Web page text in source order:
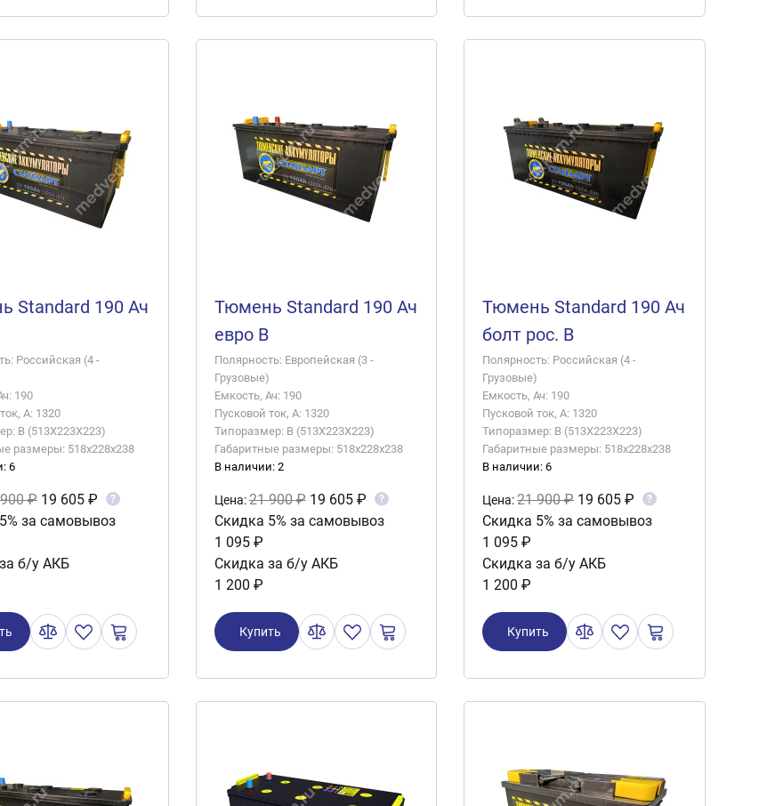
Standard 190 Ач
Российская (4 -
190
А: 1320
B (513X223X223)
размеры: 518x228x238
6
₽ 19 605 ₽ ?
за самовывоз
б/у АКБ
Тюмень Standard 190 Ач
евро B
Полярность: Европейская (3 -
Грузовые)
Емкость, Ач: 190
Пусковой ток, А: 1320
Типоразмер: B (513X223X223)
Габаритные размеры: 518x228x238
В наличии: 2
Цена:21 900 ₽ 19 605 ₽ ?
Скидка 5% за самовывоз
1 095 ₽
Скидка за б/у АКБ
1 200 ₽
Купить
Тюмень Standard 190 Ач
болт рос. B
Полярность: Российская (4 -
Грузовые)
Емкость, Ач: 190
Пусковой ток, А: 1320
Типоразмер: B (513X223X223)
Габаритные размеры: 518x228x238
В наличии: 6
Цена:21 900 ₽ 19 605 ₽ ?
Скидка 5% за самовывоз
1 095 ₽
Скидка за б/у АКБ
1 200 ₽
Купить